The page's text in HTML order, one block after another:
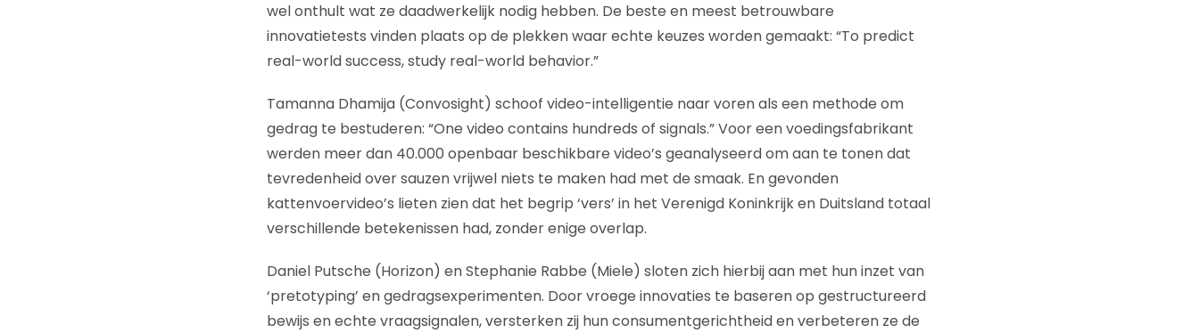
wel onthult wat ze daadwerkelijk nodig hebben. De beste en meest betrouwbare
innovatietests vinden plaats op de plekken waar echte keuzes worden gemaakt: “To predict
real-world success, study real-world behavior.”
Tamanna Dhamija (Convosight) schoof video-intelligentie naar voren als een methode om
gedrag te bestuderen: “One video contains hundreds of signals.” Voor een voedingsfabrikant
werden meer dan 40.000 openbaar beschikbare video’s geanalyseerd om aan te tonen dat
tevredenheid over sauzen vrijwel niets te maken had met de smaak. En gevonden
kattenvoervideo’s lieten zien dat het begrip ‘vers’ in het Verenigd Koninkrijk en Duitsland totaal
verschillende betekenissen had, zonder enige overlap.
Daniel Putsche (Horizon) en Stephanie Rabbe (Miele) sloten zich hierbij aan met hun inzet van
‘pretotyping’ en gedragsexperimenten. Door vroege innovaties te baseren op gestructureerd
bewijs en echte vraagsignalen, versterken zij hun consumentgerichtheid en verbeteren ze de